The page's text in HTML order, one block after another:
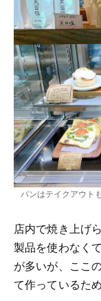
パンはテイクアウト
店内で焼き上げ
製品を使わなく
が多いが、ここ
て作っているた